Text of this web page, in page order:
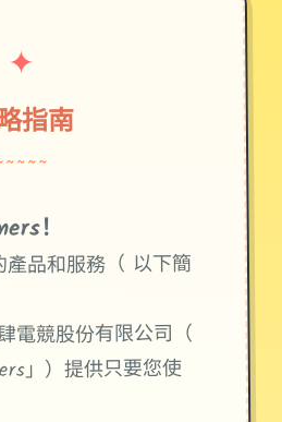
✦
指南
！
品和服務（ 以下簡
電競股份有限公司（
」）提供只要您使